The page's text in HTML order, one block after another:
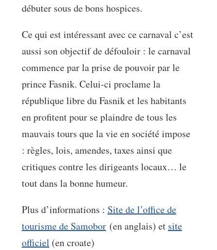
débuter sous de bons hospices.
Ce qui est intéressant avec ce carnaval c’est
aussi son objectif de défouloir : le carnaval
commence par la prise de pouvoir par le
prince Fasnik. Celui-ci proclame la
république libre du Fasnik et les habitants
en profitent pour se plaindre de tous les
mauvais tours que la vie en société impose
: règles, lois, amendes, taxes ainsi que
critiques contre les dirigeants locaux… le
tout dans la bonne humeur.
Plus d’informations : Site de l’office de
tourisme de Samobor(en anglais) et site
officiel (en croate)